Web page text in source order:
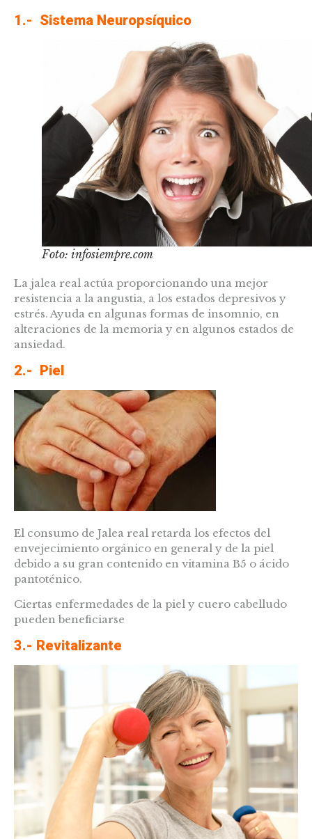
1.- Sistema Neuropsíquico
Foto: infosiempre.com
La jalea real actúa proporcionando una mejor
resistencia a la angustia, a los estados depresivos y
estrés. Ayuda en algunas formas de insomnio, en
alteraciones de la memoria y en algunos estados de
ansiedad.
2.- Piel
El consumo de Jalea real retarda los efectos del
envejecimiento orgánico en general y de la piel
debido a su gran contenido en vitamina B5 o ácido
pantoténico.
Ciertas enfermedades de la piel y cuero cabelludo
pueden beneficiarse
3.- Revitalizante